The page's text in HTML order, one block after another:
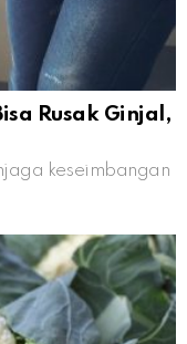
Rusak Ginjal,
keseimbangan